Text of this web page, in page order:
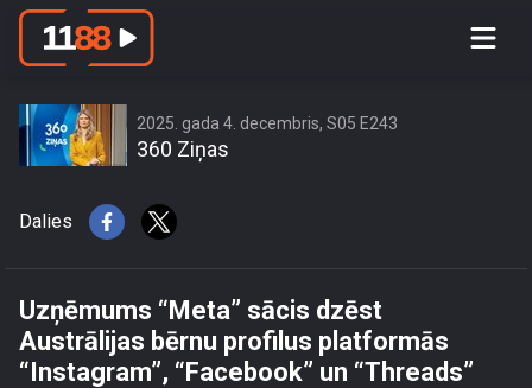
Uzņēmums “Meta” sācis dzēst
“Instagram”, “Facebook” un “Threads”
2025. gada 4. decembris, S05 E243
360 Ziņas
Dalies
Uzņēmums “Meta” sācis dzēst
Austrālijas bērnu profilus platformās
“Instagram”, “Facebook” un “Threads”